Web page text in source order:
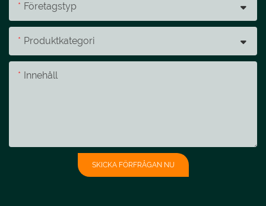
Företagstyp
Produktkategori
Innehåll
SKICKA FÖRFRÅGAN NU